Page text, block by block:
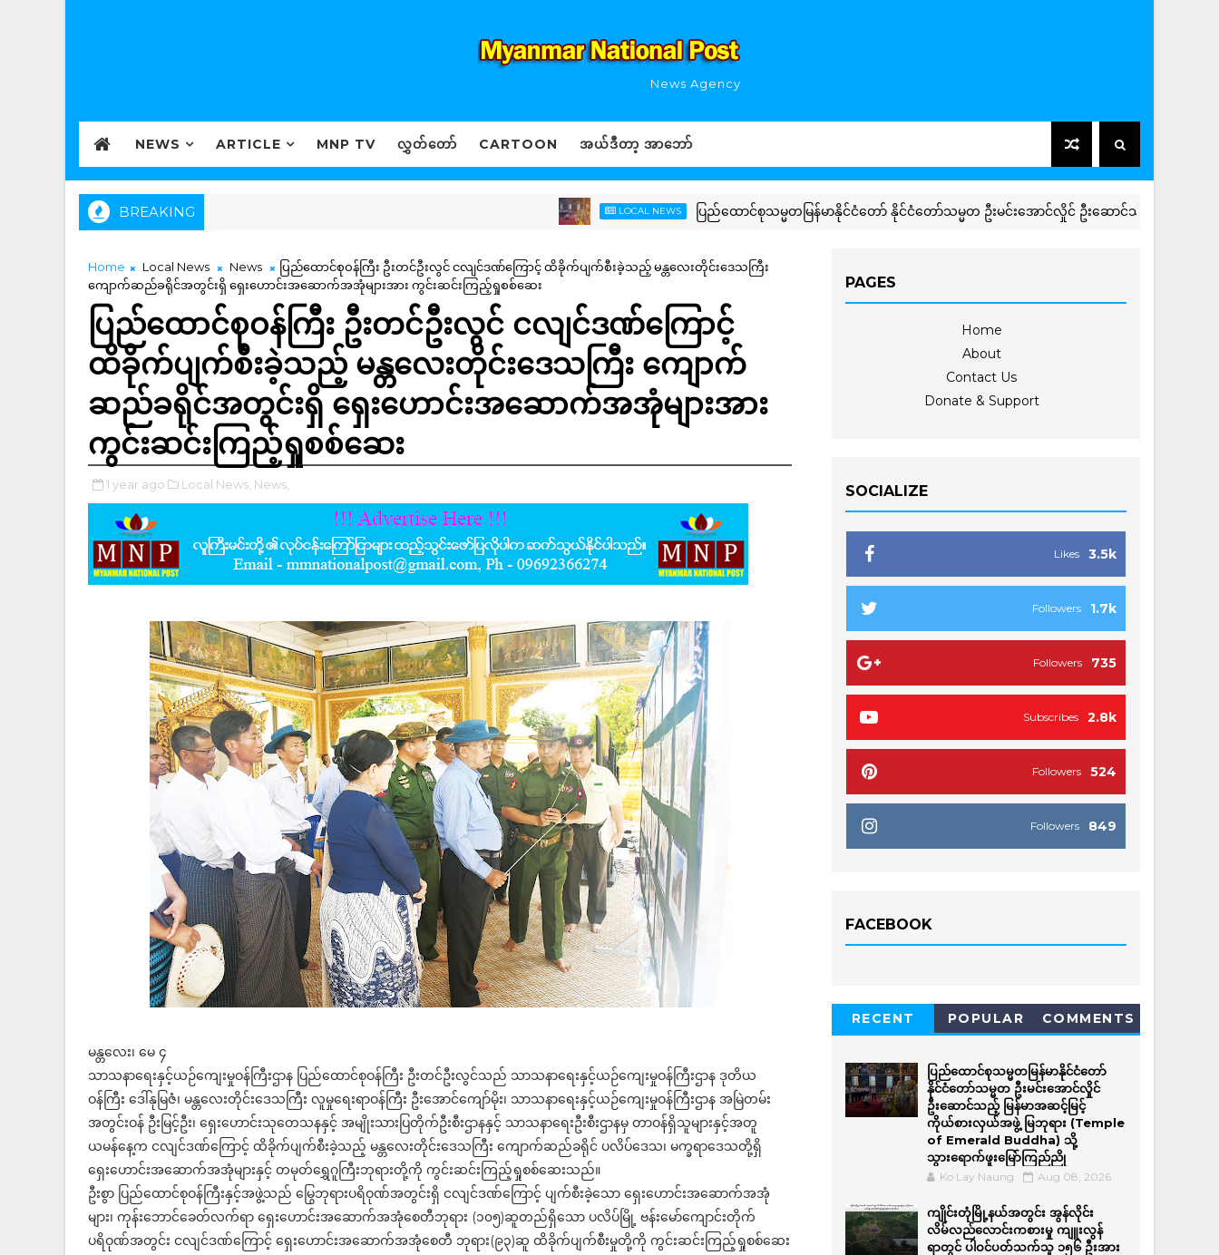
News Agency
NEWS ARTICLE MNP TV လွှတ်တော် CARTOON အယ်ဒီတာ့ အာဘော်
BREAKING LOCAL NEWS ပြည်ထောင်စုသမ္မတမြန်မာနိုင်ငံတော် နိုင်ငံတော်သမ္မတ ဦးမင်းအောင်လှိုင် ဦးဆောင်သည့် မြန်မာအဆင့်မြ
Home Local News News
ပြည်ထောင်စုဝန်ကြီး ဦးတင်ဦးလွင် ငလျင်ဒဏ်ကြောင့် ထိခိုက်ပျက်စီးခဲ့သည့် မန္တလေးတိုင်းဒေသကြီး
ကျောက်ဆည်ခရိုင်အတွင်းရှိ ရှေးဟောင်းအဆောက်အအုံများအား ကွင်းဆင်းကြည့်ရှုစစ်ဆေး
ပြည်ထောင်စုဝန်ကြီး ဦးတင်ဦးလွင် ငလျင်ဒဏ်ကြောင့်
ထိခိုက်ပျက်စီးခဲ့သည့် မန္တလေးတိုင်းဒေသကြီး ကျောက်
ဆည်ခရိုင်အတွင်းရှိ ရှေးဟောင်းအဆောက်အအုံများအား
ကွင်းဆင်းကြည့်ရှုစစ်ဆေး
1 year ago Local News, News,
မန္တလေး၊ မေ ၄
သာသနာရေးနှင့်ယဉ်ကျေးမှုဝန်ကြီးဌာန ပြည်ထောင်စုဝန်ကြီး ဦးတင်ဦးလွင်သည် သာသနာရေးနှင့်ယဉ်ကျေးမှုဝန်ကြီးဌာန ဒုတိယ
ဝန်ကြီး ဒေါ်နုမြဇံ၊ မန္တလေးတိုင်းဒေသကြီး လူမှုရေးရာဝန်ကြီး ဦးအောင်ကျော်မိုး၊ သာသနာရေးနှင့်ယဉ်ကျေးမှုဝန်ကြီးဌာန အမြဲတမ်း
အတွင်းဝန် ဦးမြင့်ဦး၊ ရှေးဟောင်းသုတေသနနှင့် အမျိုးသားပြတိုက်ဦးစီးဌာနနှင့် သာသနာရေးဦးစီးဌာနမှ တာဝန်ရှိသူများနှင့်အတူ
ယမန်နေ့က ငလျင်ဒဏ်ကြောင့် ထိခိုက်ပျက်စီးခဲ့သည့် မန္တလေးတိုင်းဒေသကြီး ကျောက်ဆည်ခရိုင် ပလိပ်ဒေသ၊ မက္ခရာဒေသတို့ရှိ
ရှေးဟောင်းအဆောက်အအုံများနှင့် တမုတ်ရွှေဂူကြီးဘုရားတို့ကို ကွင်းဆင်းကြည့်ရှုစစ်ဆေးသည်။
ဦးစွာ ပြည်ထောင်စုဝန်ကြီးနှင့်အဖွဲ့သည် မြွေဘုရားပရိဝုဏ်အတွင်းရှိ ငလျင်ဒဏ်ကြောင့် ပျက်စီးခဲ့သော ရှေးဟောင်းအဆောက်အအုံ
များ၊ ကုန်းဘောင်ခေတ်လက်ရာ ရှေးဟောင်းအဆောက်အအုံစေတီဘုရား (၁၀၅)ဆူတည်ရှိသော ပလိပ်မြို့ ဗန်းမော်ကျောင်းတိုက်
ပရိဝုဏ်အတွင်း ငလျင်ဒဏ်ကြောင့် ရှေးဟောင်းအဆောက်အအုံစေတီ ဘုရား(၉၃)ဆူ ထိခိုက်ပျက်စီးမှုတို့ကို ကွင်းဆင်းကြည့်ရှုစစ်ဆေး
PAGES
Home
About
Contact Us
Donate & Support
SOCIALIZE
3.5k
Likes
1.7k
Followers
735
Followers
2.8k
Subscribes
524
Followers
849
Followers
FACEBOOK
RECENT POPULAR COMMENTS
ပြည်ထောင်စုသမ္မတမြန်မာနိုင်ငံတော်
နိုင်ငံတော်သမ္မတ ဦးမင်းအောင်လှိုင်
ဦးဆောင်သည့် မြန်မာအဆင့်မြင့်
ကိုယ်စားလှယ်အဖွဲ့ မြဘုရား (Temple
of Emerald Buddha) သို့
သွားရောက်ဖူးမြော်ကြည်ညို
Ko Lay Naung Aug 08, 2026
ကျိုင်းတုံမြို့နယ်အတွင်း အွန်လိုင်း
လိမ်လည်လောင်းကစားမှု ကျူးလွန်
ရာတွင် ပါဝင်ပတ်သက်သူ ၁၅၆ ဦးအား